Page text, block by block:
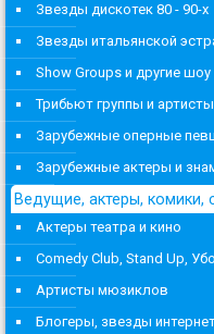
Звезды дискотек 80 - 90-х
Звезды итальянской
Show Groups и другие шоу
Трибьют группы и артисты
Зарубежные оперные
Зарубежные актеры и
Ведущие, актеры, комики,
Актеры театра и кино
Comedy Club, Stand Up,
Артисты мюзиклов
Блогеры, звезды